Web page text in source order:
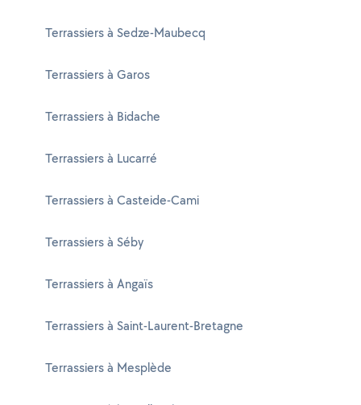
Terrassiers à Sedze-Maubecq
Terrassiers à Garos
Terrassiers à Bidache
Terrassiers à Lucarré
Terrassiers à Casteide-Cami
Terrassiers à Séby
Terrassiers à Angaïs
Terrassiers à Saint-Laurent-Bretagne
Terrassiers à Mesplède